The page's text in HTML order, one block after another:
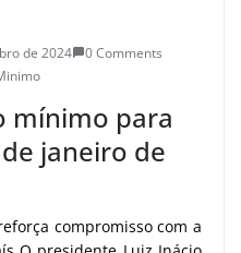
de 2024
0 Comments
mínimo para
janeiro de
compromisso com a